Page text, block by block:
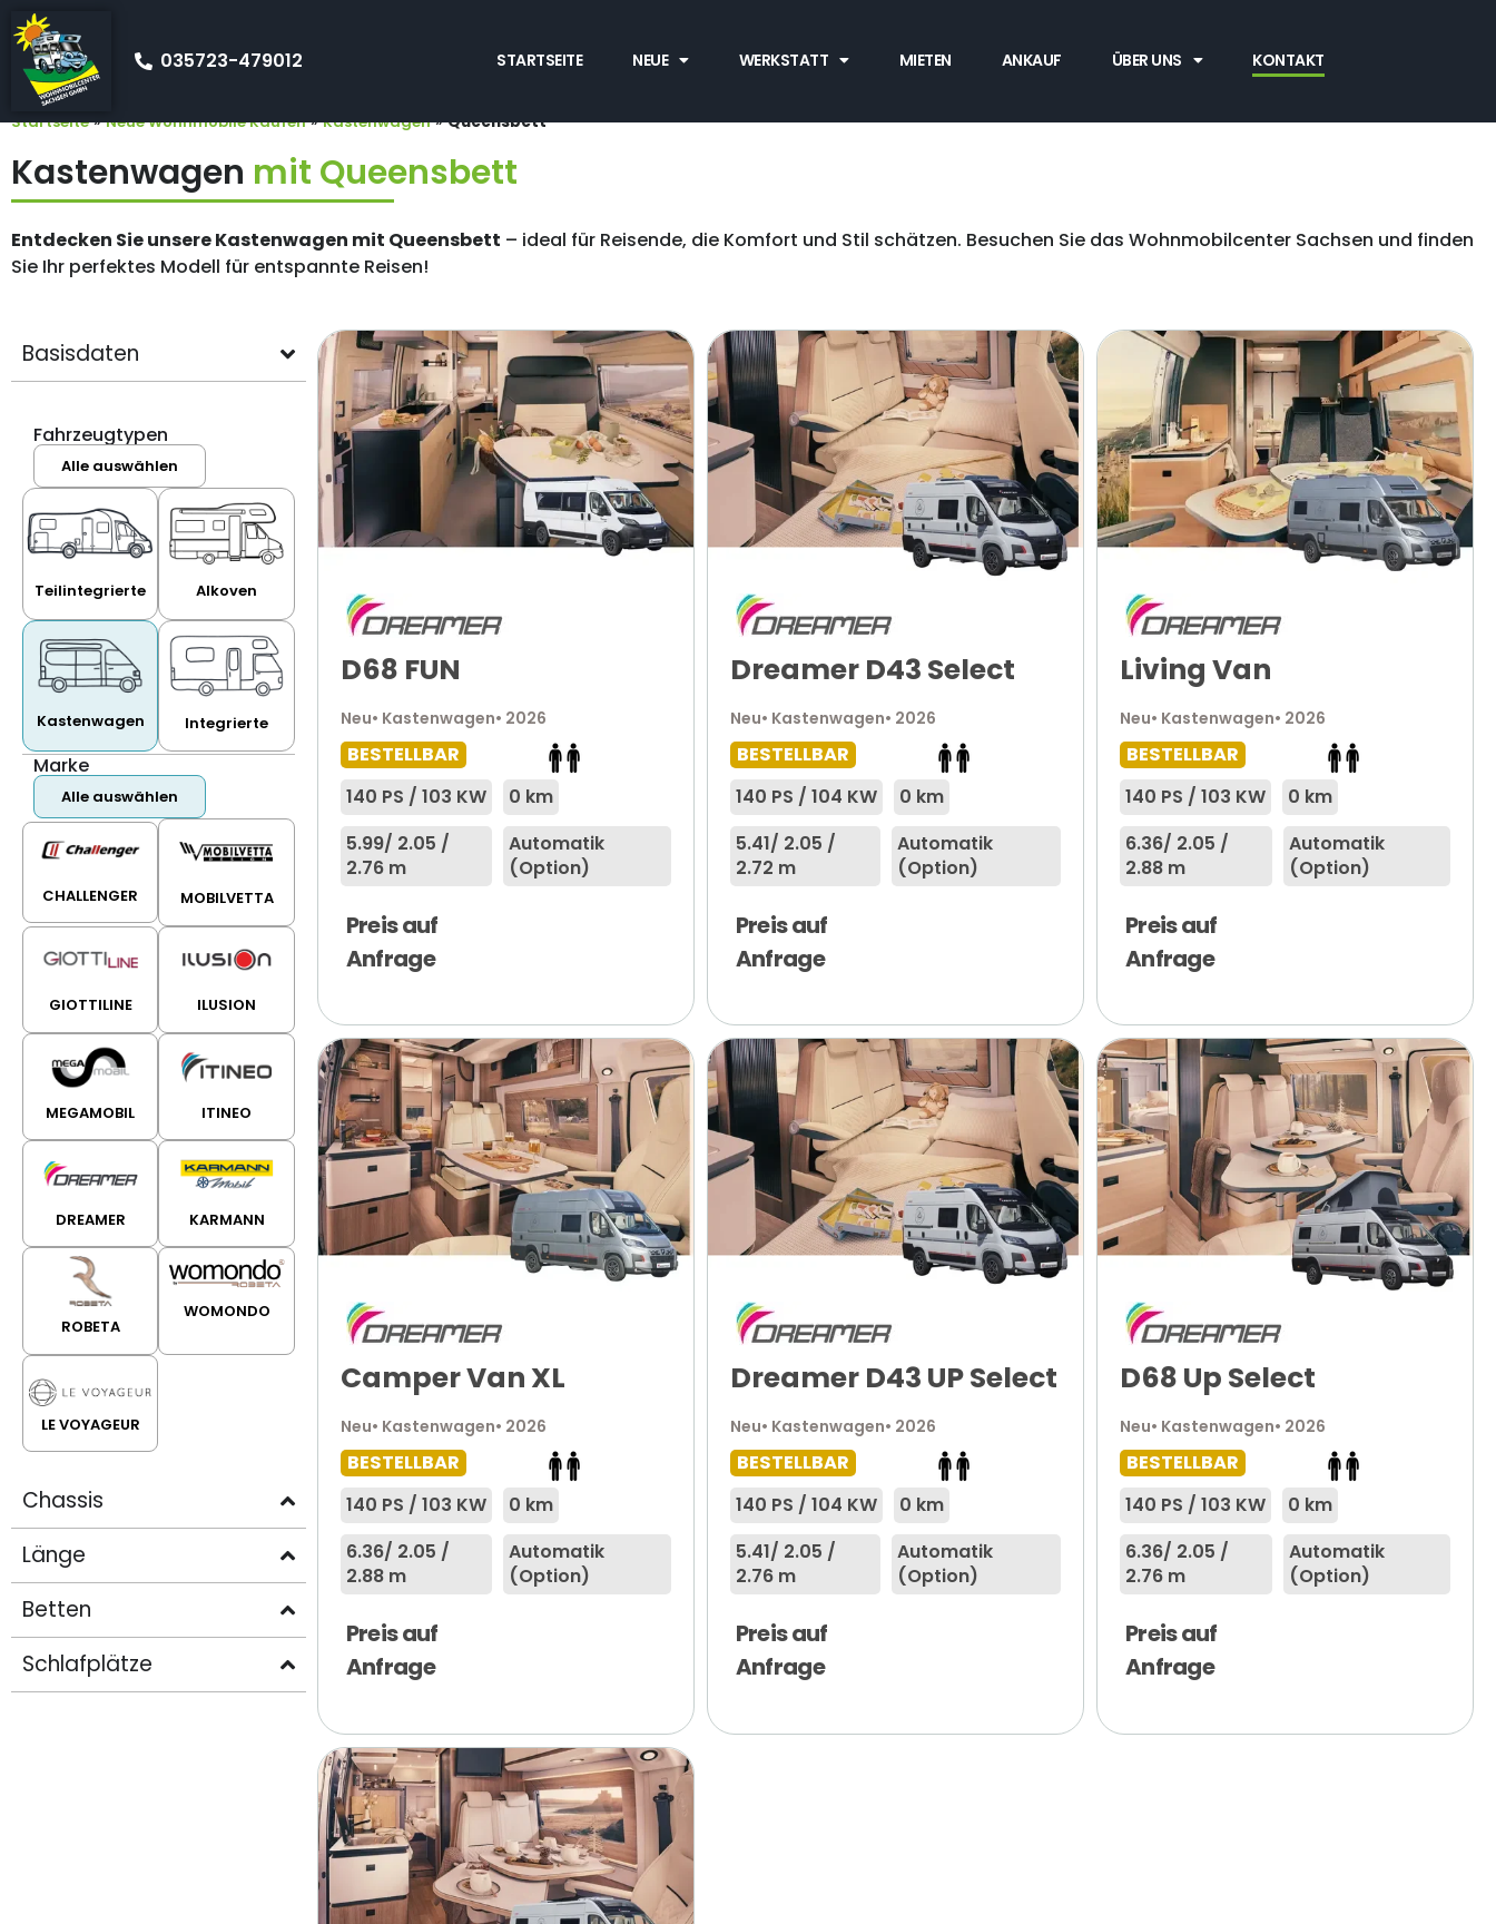
035723-479012 STARTSEITE NEUE WERKSTATT MIETEN ANKAUF ÜBER UNS KONTAKT
Startseite»Neue Wohnmobile Kaufen»Kastenwagen»Queensbett
Kastenwagen mit Queensbett
Entdecken Sie unsere Kastenwagen mit Queensbett – ideal für Reisende, die Komfort und Stil schätzen. Besuchen Sie das Wohnmobilcenter Sachsen und finden
Sie Ihr perfektes Modell für entspannte Reisen!
Basisdaten
Fahrzeugtypen
Alle auswählen
Teilintegrierte Alkoven
Kastenwagen Integrierte
Marke
Alle auswählen
CHALLENGER MOBILVETTA
GIOTTILINE ILUSION
MEGAMOBIL ITINEO
DREAMER KARMANN
ROBETA
WOMONDO
LE VOYAGEUR
Chassis
Länge
Betten
Schlafplätze
D68 FUN
Neu• Kastenwagen• 2026
BESTELLBAR
140 PS / 103 KW
0 km
5.99/ 2.05 /
2.76 m
Automatik
(Option)
Preis auf
Anfrage
Dreamer D43 Select
Neu• Kastenwagen• 2026
BESTELLBAR
140 PS / 104 KW
0 km
5.41/ 2.05 /
2.72 m
Automatik
(Option)
Preis auf
Anfrage
Living Van
Neu• Kastenwagen• 2026
BESTELLBAR
140 PS / 103 KW
0 km
6.36/ 2.05 /
2.88 m
Automatik
(Option)
Preis auf
Anfrage
Camper Van XL
Neu• Kastenwagen• 2026
BESTELLBAR
140 PS / 103 KW
0 km
6.36/ 2.05 /
2.88 m
Automatik
(Option)
Preis auf
Anfrage
Dreamer D43 UP Select
Neu• Kastenwagen• 2026
BESTELLBAR
140 PS / 104 KW
0 km
5.41/ 2.05 /
2.76 m
Automatik
(Option)
Preis auf
Anfrage
D68 Up Select
Neu• Kastenwagen• 2026
BESTELLBAR
140 PS / 103 KW
0 km
6.36/ 2.05 /
2.76 m
Automatik
(Option)
Preis auf
Anfrage